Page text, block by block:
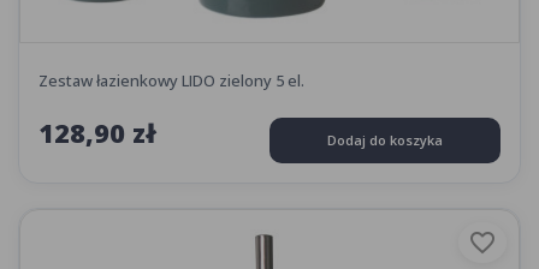
Zestaw łazienkowy LIDO zielony 5 el.
128,90 zł Dodaj do koszyka
favorite_border